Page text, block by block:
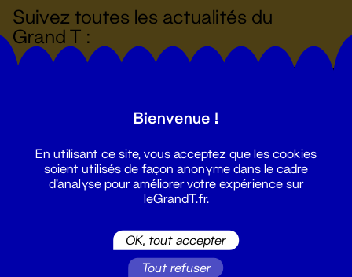
Suivez toutes les actualités du
Grand T :
Bienvenue !
En utilisant ce site, vous acceptez que les cookies
soient utilisés de façon anonyme dans le cadre
d'analyse pour améliorer votre expérience sur
leGrandT.fr.
OK, tout accepter
Tout refuser